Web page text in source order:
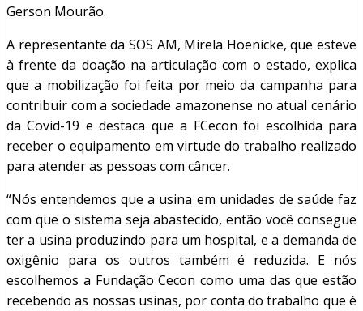
Gerson Mourão.
A representante da SOS AM, Mirela Hoenicke, que esteve
à frente da doação na articulação com o estado, explica
que a mobilização foi feita por meio da campanha para
contribuir com a sociedade amazonense no atual cenário
da Covid-19 e destaca que a FCecon foi escolhida para
receber o equipamento em virtude do trabalho realizado
para atender as pessoas com câncer.
“Nós entendemos que a usina em unidades de saúde faz
com que o sistema seja abastecido, então você consegue
ter a usina produzindo para um hospital, e a demanda de
oxigênio para os outros também é reduzida. E nós
escolhemos a Fundação Cecon como uma das que estão
recebendo as nossas usinas, por conta do trabalho que é